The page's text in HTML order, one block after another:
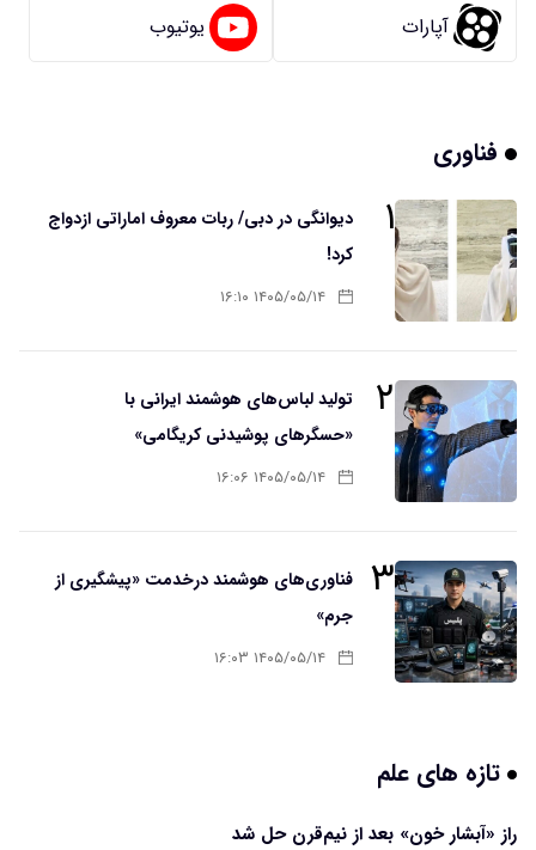
آپارات یوتیوب
فناوری
۱
دیوانگی در دبی/ ربات معروف اماراتی ازدواج
کرد!
۱۴۰۵/۰۵/۱۴ ۱۶:۱۰
۲
تولید لباس‌های هوشمند ایرانی با
«حسگرهای پوشیدنی کریگامی»
۱۴۰۵/۰۵/۱۴ ۱۶:۰۶
۳
فناوری‌های هوشمند درخدمت «پیشگیری از
جرم»
۱۴۰۵/۰۵/۱۴ ۱۶:۰۳
تازه های علم
راز «آبشار خون» بعد از نیم‌قرن حل شد